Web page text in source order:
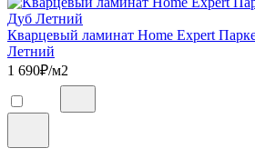
Кварцевый ламинат Home Expert
Летний
1 690₽/м2